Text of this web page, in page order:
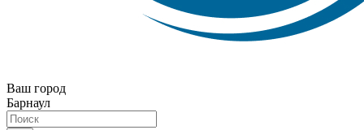
Ваш город
Барнаул